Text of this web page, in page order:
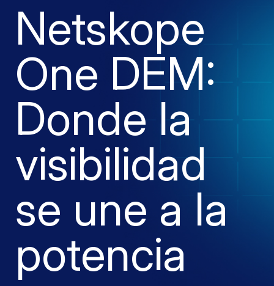
Netskope
One DEM:
Donde la
visibilidad
se une a la
potencia